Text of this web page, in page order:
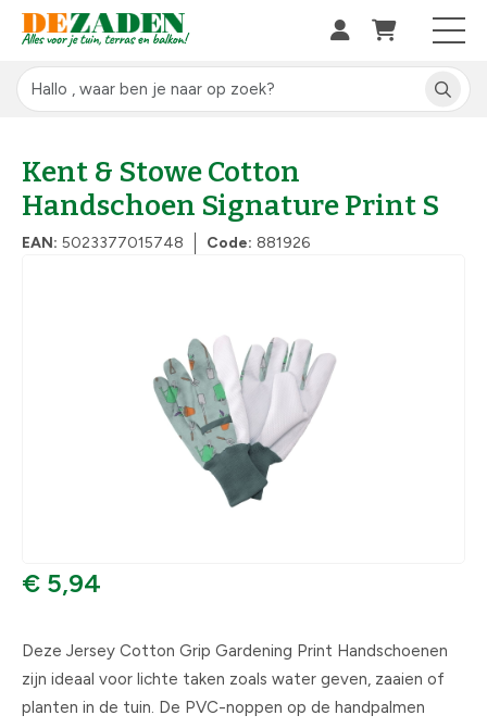
Kent & Stowe Cotton
Handschoen Signature Print S
EAN: 5023377015748 Code: 881926
€ 5,94
Deze Jersey Cotton Grip Gardening Print Handschoenen
zijn ideaal voor lichte taken zoals water geven, zaaien of
planten in de tuin. De PVC-noppen op de handpalmen